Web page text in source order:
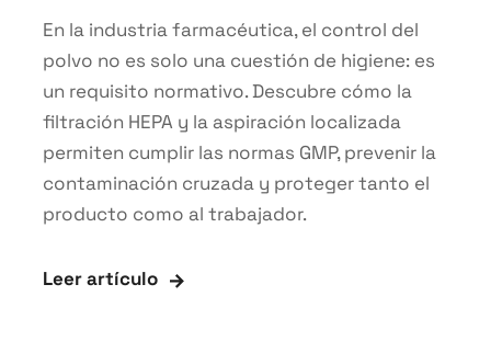
En la industria farmacéutica, el control del
polvo no es solo una cuestión de higiene: es
un requisito normativo. Descubre cómo la
filtración HEPA y la aspiración localizada
permiten cumplir las normas GMP, prevenir la
contaminación cruzada y proteger tanto el
producto como al trabajador.
Leer artículo